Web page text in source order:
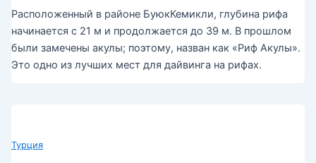
Расположенный в районе БуюкКемикли, глубина рифа
начинается с 21 м и продолжается до 39 м. В прошлом
были замечены акулы; поэтому, назван как «Риф Акулы».
Это одно из лучших мест для дайвинга на рифах.
Турция